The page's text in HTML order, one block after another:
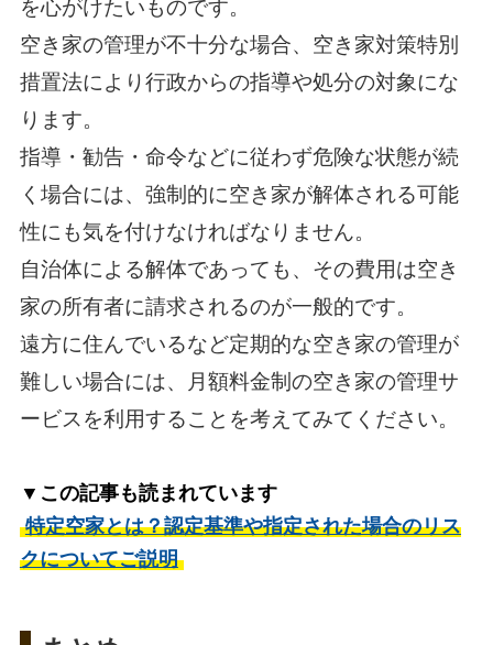
を心がけたいものです。
空き家の管理が不十分な場合、空き家対策特別
措置法により行政からの指導や処分の対象にな
ります。
指導・勧告・命令などに従わず危険な状態が続
く場合には、強制的に空き家が解体される可能
性にも気を付けなければなりません。
自治体による解体であっても、その費用は空き
家の所有者に請求されるのが一般的です。
遠方に住んでいるなど定期的な空き家の管理が
難しい場合には、月額料金制の空き家の管理サ
ービスを利用することを考えてみてください。
▼この記事も読まれています
特定空家とは？認定基準や指定された場合のリス
クについてご説明